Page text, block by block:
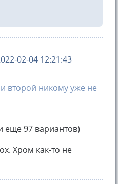
02-04 12:21:43
второй никому уже не
еще 97 вариантов)
Хром как-то не